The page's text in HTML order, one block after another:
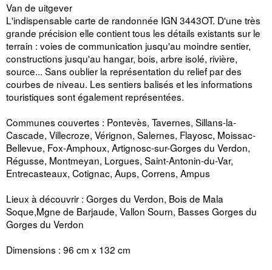
Van de uitgever
L'indispensable carte de randonnée IGN 3443OT. D'une très
grande précision elle contient tous les détails existants sur le
terrain : voies de communication jusqu'au moindre sentier,
constructions jusqu'au hangar, bois, arbre isolé, rivière,
source... Sans oublier la représentation du relief par des
courbes de niveau. Les sentiers balisés et les informations
touristiques sont également représentées.
Communes couvertes : Pontevès, Tavernes, Sillans-la-
Cascade, Villecroze, Vérignon, Salernes, Flayosc, Moissac-
Bellevue, Fox-Amphoux, Artignosc-sur-Gorges du Verdon,
Régusse, Montmeyan, Lorgues, Saint-Antonin-du-Var,
Entrecasteaux, Cotignac, Aups, Correns, Ampus
Lieux à découvrir : Gorges du Verdon, Bois de Mala
Soque,Mgne de Barjaude, Vallon Sourn, Basses Gorges du
Gorges du Verdon
Dimensions : 96 cm x 132 cm